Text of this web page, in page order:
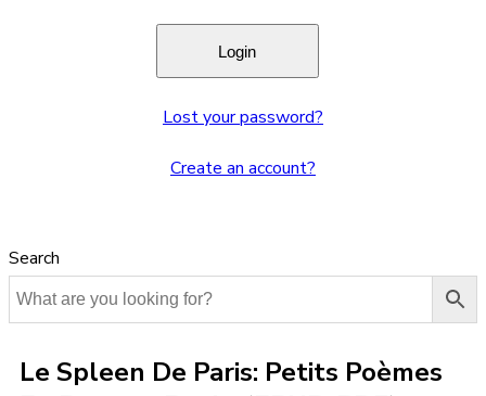
Lost your password?
Create an account?
Search
Le Spleen De Paris: Petits Poèmes